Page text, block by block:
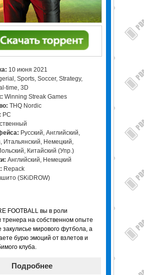
10 июня 2021
Sports, Soccer, Strategy,
time, 3D
Winning Streak Games
THQ Nordic
PC
Русский, Английский,
Итальянский, Немецкий,
Китайский (Упр.)
Английский, Немецкий
Repack
(SKiDROW)
FOOTBALL вы в роли
на собственном опыте
закулисье мирового футбола, а
бурю эмоций от взлетов и
клуба.
Подробнее